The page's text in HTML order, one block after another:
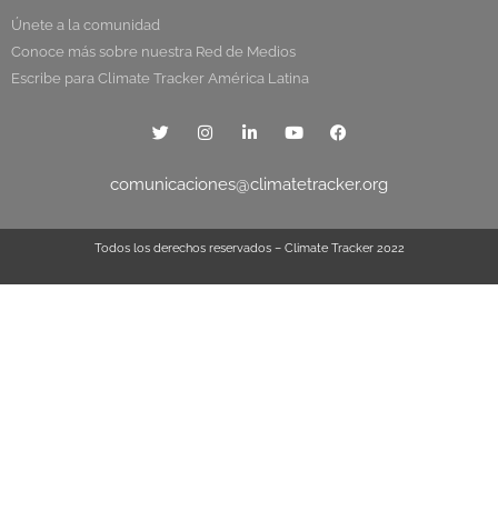
Únete a la comunidad
Conoce más sobre nuestra Red de Medios
Escribe para Climate Tracker América Latina
comunicaciones@climatetracker.org
Todos los derechos reservados – Climate Tracker 2022